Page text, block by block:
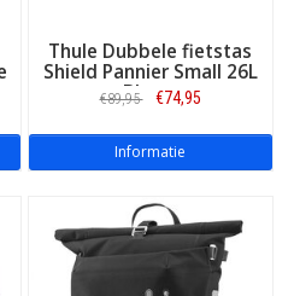
Thule Dubbele fietstas
Shield Pannier Small 26L
Blauw
€89,95 €74,95
Informatie